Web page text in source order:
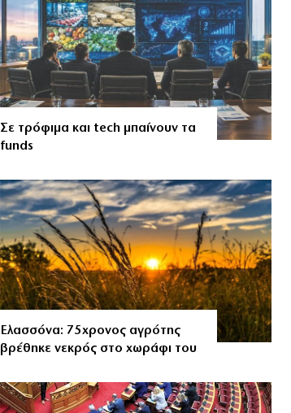
Σε τρόφιμα και tech μπαίνουν τα
funds
Ελασσόνα: 75χρονος αγρότης
βρέθηκε νεκρός στο χωράφι του